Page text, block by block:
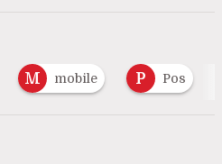
M mobile P Pos